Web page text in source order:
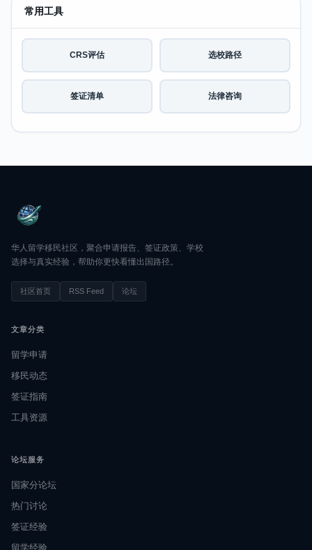
常用工具
CRS评估 选校路径
签证清单 法律咨询
华人留学移民社区，聚合申请报告、签证政策、学校
选择与真实经验，帮助你更快看懂出国路径。
社区首页 RSS Feed 论坛
文章分类
留学申请
移民动态
签证指南
工具资源
论坛服务
国家分论坛
热门讨论
签证经验
留学经验